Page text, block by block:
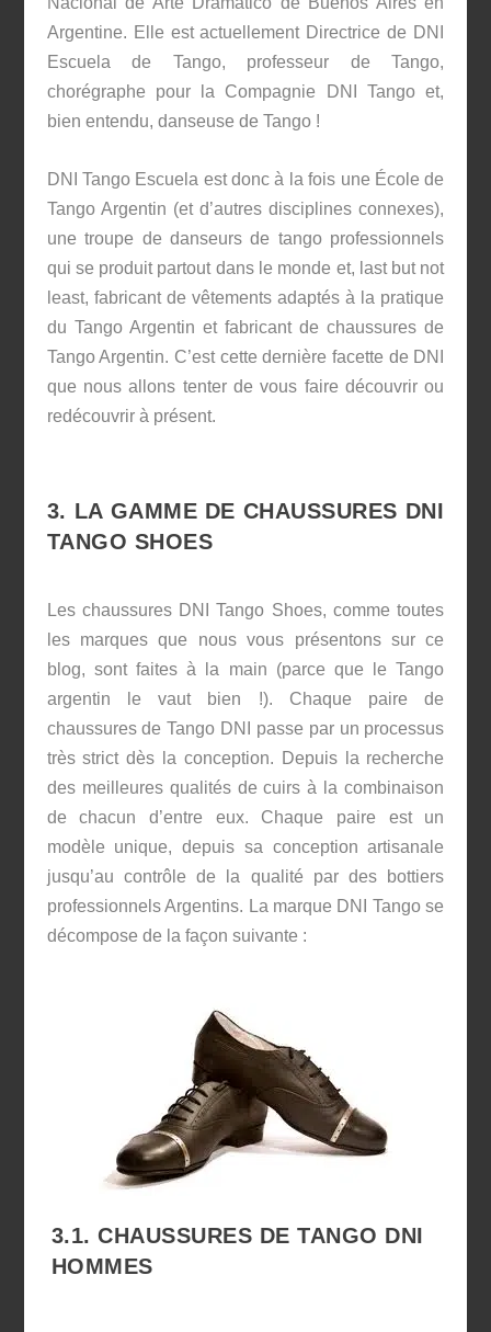
Argentine. Elle est actuellement Directrice de DNI
Escuela de Tango, professeur de Tango,
chorégraphe pour la Compagnie DNI Tango et,
bien entendu, danseuse de Tango !
DNI Tango Escuela est donc à la fois une École de
Tango Argentin (et d’autres disciplines connexes),
une troupe de danseurs de tango professionnels
qui se produit partout dans le monde et, last but not
least, fabricant de vêtements adaptés à la pratique
du Tango Argentin et fabricant de chaussures de
Tango Argentin. C’est cette dernière facette de DNI
que nous allons tenter de vous faire découvrir ou
redécouvrir à présent.
3. LA GAMME DE CHAUSSURES DNI
TANGO SHOES
Les chaussures DNI Tango Shoes, comme toutes
les marques que nous vous présentons sur ce
blog, sont faites à la main (parce que le Tango
argentin le vaut bien !). Chaque paire de
chaussures de Tango DNI passe par un processus
très strict dès la conception. Depuis la recherche
des meilleures qualités de cuirs à la combinaison
de chacun d’entre eux. Chaque paire est un
modèle unique, depuis sa conception artisanale
jusqu’au contrôle de la qualité par des bottiers
professionnels Argentins. La marque DNI Tango se
décompose de la façon suivante :
3.1. CHAUSSURES DE TANGO DNI
HOMMES